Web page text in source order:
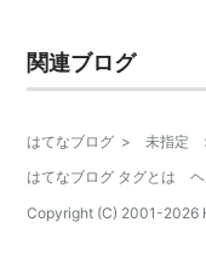
関連ブログ
はてなブログ > 未指定
はてなブログ タグとは
Copyright (C) 2001-2026